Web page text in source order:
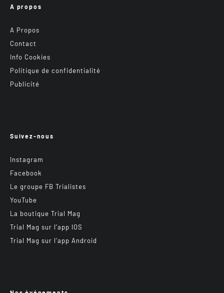
A propos
A Propos
Contact
Info Cookies
Politique de confidentialité
Publicité
Suivez-nous
Instagram
Facebook
Le groupe FB Trialistes
YouTube
La boutique Trial Mag
Trial Mag sur l’app IOS
Trial Mag sur l’app Android